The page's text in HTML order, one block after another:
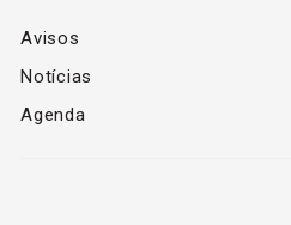
Avisos
Notícias
Agenda